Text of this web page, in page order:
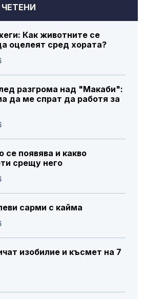
ЧЕТЕНИ
Как животните се
оцелеят сред хората?
разгрома над "Макаби":
да ме спрат да работя за
се появява и какво
срещу него
сарми с кайма
изобилие и късмет на 7